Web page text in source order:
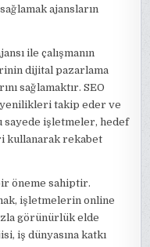
ajansların
ile çalışmanın
dijital pazarlama
sağlamaktır. SEO
yenilikleri takip eder ve
işletmeler, hedef
kullanarak rekabet
öneme sahiptir.
işletmelerin online
görünürlük elde
iş dünyasına katkı